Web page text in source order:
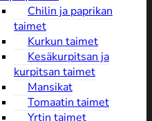
Chilin ja paprikan
taimet
Kurkun taimet
Kesäkurpitsan ja
kurpitsan taimet
Mansikat
Tomaatin taimet
Yrtin taimet